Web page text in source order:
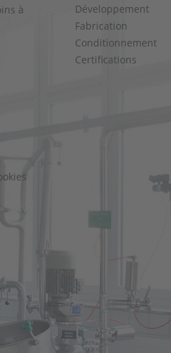
à
Développement
Fabrication
Conditionnement
Certifications